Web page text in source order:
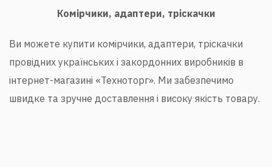
Комірчики, адаптери, тріскачки
Ви можете купити комірчики, адаптери, тріскачки
провідних українських і закордонних виробників в
інтернет-магазині «Техноторг». Ми забезпечимо
швидке та зручне доставлення і високу якість товару.